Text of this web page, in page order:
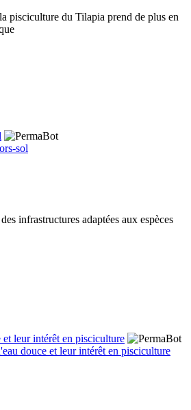
pisciculture du Tilapia prend de plus en
sol
infrastructures adaptées aux espèces
douce et leur intérêt en pisciculture